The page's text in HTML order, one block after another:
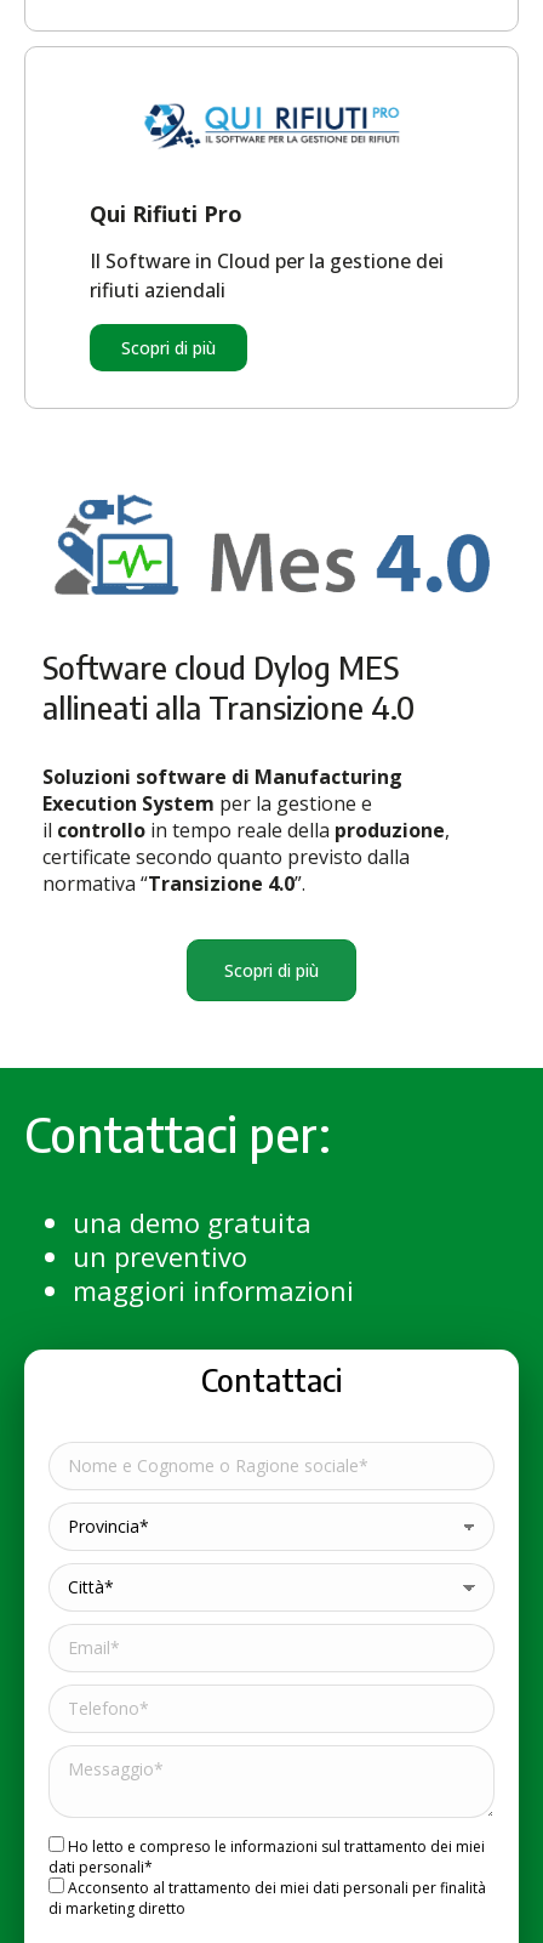
Qui Rifiuti Pro
Il Software in Cloud per la gestione dei
rifiuti aziendali
Scopri di più
Software cloud Dylog MES
allineati alla Transizione 4.0
Soluzioni software di Manufacturing
Execution System per la gestione e
il controllo in tempo reale della produzione,
certificate secondo quanto previsto dalla
normativa “Transizione 4.0”.
Scopri di più
Contattaci per:
una demo gratuita
un preventivo
maggiori informazioni
Contattaci
Ho letto e compreso le informazioni sul trattamento dei miei
dati personali*
Acconsento al trattamento dei miei dati personali per finalità
di marketing diretto